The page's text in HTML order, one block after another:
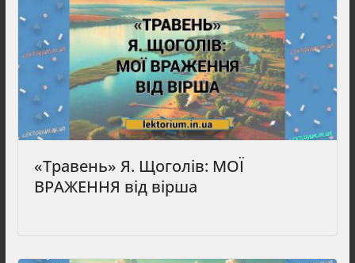
«Травень» Я. Щоголів: МОЇ
ВРАЖЕННЯ від вірша